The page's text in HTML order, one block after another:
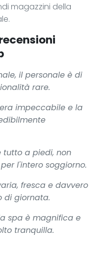
magazzini della
il personale è di
rare.
impeccabile e la
tutto a piedi, non
l'intero soggiorno.
fresca e davvero
di giornata.
spa è magnifica e
tranquilla.